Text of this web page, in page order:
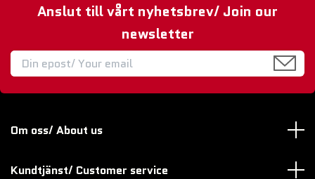
Anslut till vårt nyhetsbrev/ Join our
newsletter
Om oss/ About us
Kundtjänst/ Customer service